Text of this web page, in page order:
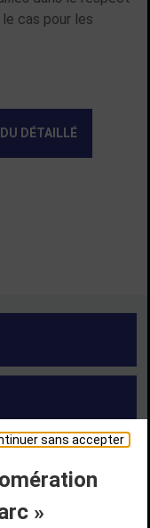
sans accepter
»
cas pour les
DÉTAILLÉ
PLAN DE SITE
DES COOKIES